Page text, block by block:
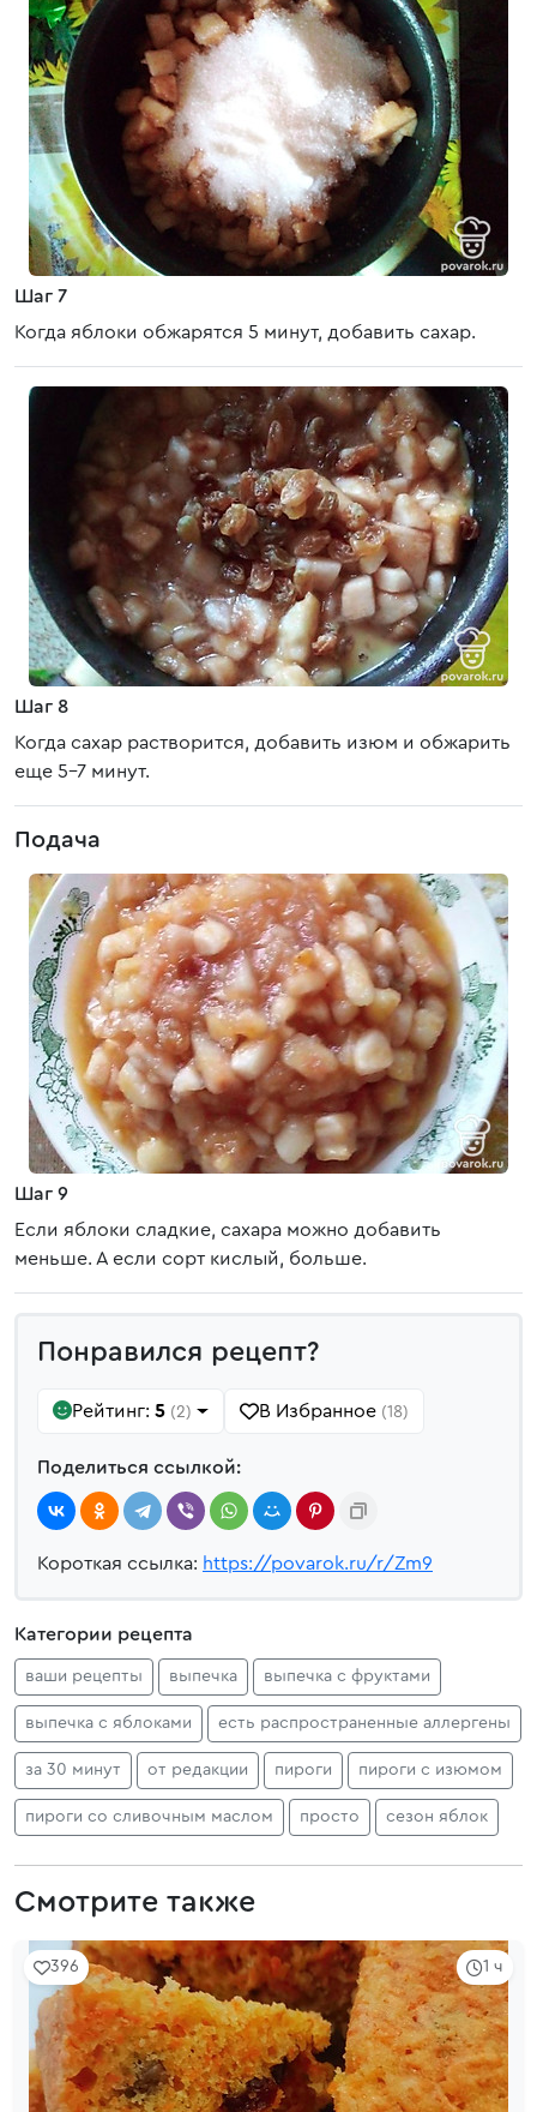
Шаг 7
Когда яблоки обжарятся 5 минут, добавить сахар.
Шаг 8
Когда сахар растворится, добавить изюм и обжарить
еще 5-7 минут.
Подача
Шаг 9
Если яблоки сладкие, сахара можно добавить
меньше. А если сорт кислый, больше.
Понравился рецепт?
Рейтинг: 5 (2) В Избранное (18)
Поделиться ссылкой:
Короткая ссылка: https://povarok.ru/r/Zm9
Категории рецепта
ваши рецепты выпечка выпечка с фруктами
выпечка с яблоками есть распространенные аллергены
за 30 минут от редакции пироги пироги с изюмом
пироги со сливочным маслом просто сезон яблок
Смотрите также
1 ч
396